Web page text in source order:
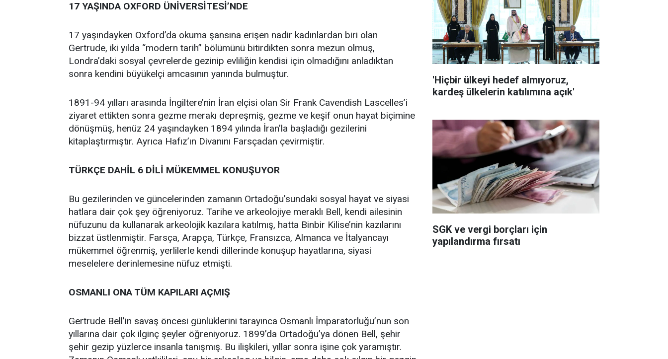
17 YAŞINDA OXFORD ÜNİVERSİTESİ’NDE
17 yaşındayken Oxford’da okuma şansına erişen nadir kadınlardan biri olan
Gertrude, iki yılda “modern tarih” bölümünü bitirdikten sonra mezun olmuş,
Londra’daki sosyal çevrelerde gezinip evliliğin kendisi için olmadığını anladıktan
sonra kendini büyükelçi amcasının yanında bulmuştur.
1891-94 yılları arasında İngiltere’nin İran elçisi olan Sir Frank Cavendish Lascelles’i
ziyaret ettikten sonra gezme merakı depreşmiş, gezme ve keşif onun hayat biçimine
dönüşmüş, henüz 24 yaşındayken 1894 yılında İran’la başladığı gezilerini
kitaplaştırmıştır. Ayrıca Hafız’ın Divanını Farsçadan çevirmiştir.
TÜRKÇE DAHİL 6 DİLİ MÜKEMMEL KONUŞUYOR
Bu gezilerinden ve güncelerinden zamanın Ortadoğu’sundaki sosyal hayat ve siyasi
hatlara dair çok şey öğreniyoruz. Tarihe ve arkeolojiye meraklı Bell, kendi ailesinin
nüfuzunu da kullanarak arkeolojik kazılara katılmış, hatta Binbir Kilise’nin kazılarını
bizzat üstlenmiştir. Farsça, Arapça, Türkçe, Fransızca, Almanca ve İtalyancayı
mükemmel öğrenmiş, yerlilerle kendi dillerinde konuşup hayatlarına, siyasi
meselelere derinlemesine nüfuz etmişti.
OSMANLI ONA TÜM KAPILARI AÇMIŞ
Gertrude Bell’in savaş öncesi günlüklerini tarayınca Osmanlı İmparatorluğu’nun son
yıllarına dair çok ilginç şeyler öğreniyoruz. 1899’da Ortadoğu’ya dönen Bell, şehir
şehir gezip yüzlerce insanla tanışmış. Bu ilişkileri, yıllar sonra işine çok yaramıştır.
'Hiçbir ülkeyi hedef almıyoruz,
kardeş ülkelerin katılımına açık'
SGK ve vergi borçları için
yapılandırma fırsatı